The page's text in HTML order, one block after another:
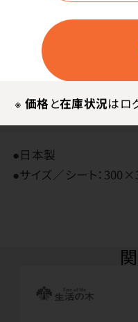
※ 価格と在庫状況はロ
その他
●日本製
●サイズ／シート：